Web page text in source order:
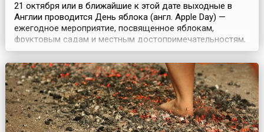
21 октября или в ближайшие к этой дате выходные в
Англии проводится День яблока (англ. Apple Day) —
ежегодное мероприятие, посвященное яблокам,
фруктовым садам и местным достопримечательностям,
которое устраивается по инициативе благотворительной
организации Common Ground с 1990 года.Организаторы
считают, что День яблока — это празднование и
демонстрация многообразия и богатства природы, а
так...